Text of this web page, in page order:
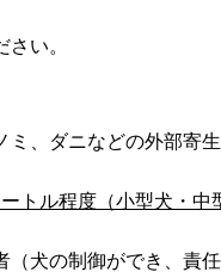
い。
ミ、ダニなどの外部寄
トル程度（小型犬・中
（犬の制御ができ、責